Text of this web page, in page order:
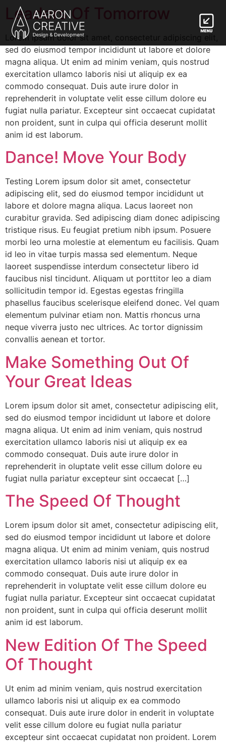
Leaders Of Tomorrow
Lorem ipsum dolor sit amet, consectetur adipiscing elit,
sed do eiusmod tempor incididunt ut labore et dolore
magna aliqua. Ut enim ad minim veniam, quis nostrud
exercitation ullamco laboris nisi ut aliquip ex ea
commodo consequat. Duis aute irure dolor in
reprehenderit in voluptate velit esse cillum dolore eu
fugiat nulla pariatur. Excepteur sint occaecat cupidatat
non proident, sunt in culpa qui officia deserunt mollit
anim id est laborum.
Dance! Move Your Body
Testing Lorem ipsum dolor sit amet, consectetur
adipiscing elit, sed do eiusmod tempor incididunt ut
labore et dolore magna aliqua. Lacus laoreet non
curabitur gravida. Sed adipiscing diam donec adipiscing
tristique risus. Eu feugiat pretium nibh ipsum. Posuere
morbi leo urna molestie at elementum eu facilisis. Quam
id leo in vitae turpis massa sed elementum. Neque
laoreet suspendisse interdum consectetur libero id
faucibus nisl tincidunt. Aliquam ut porttitor leo a diam
sollicitudin tempor id. Egestas egestas fringilla
phasellus faucibus scelerisque eleifend donec. Vel quam
elementum pulvinar etiam non. Mattis rhoncus urna
neque viverra justo nec ultrices. Ac tortor dignissim
convallis aenean et tortor.
Make Something Out Of
Your Great Ideas
Lorem ipsum dolor sit amet, consectetur adipiscing elit,
sed do eiusmod tempor incididunt ut labore et dolore
magna aliqua. Ut enim ad inim veniam, quis nostrud
exercitation ullamco laboris nisi ut aliquip ex ea
commodo consequat. Duis aute irure dolor in
reprehenderit in oluptate velit esse cillum dolore eu
fugiat nulla pariatur excepteur sint occaecat […]
The Speed Of Thought
Lorem ipsum dolor sit amet, consectetur adipiscing elit,
sed do eiusmod tempor incididunt ut labore et dolore
magna aliqua. Ut enim ad minim veniam, quis nostrud
exercitation ullamco laboris nisi ut aliquip ex ea
commodo consequat. Duis aute irure dolor in
reprehenderit in voluptate velit esse cillum dolore eu
fugiat nulla pariatur. Excepteur sint occaecat cupidatat
non proident, sunt in culpa qui officia deserunt mollit
anim id est laborum.
New Edition Of The Speed
Of Thought
Ut enim ad minim veniam, quis nostrud exercitation
ullamco laboris nisi ut aliquip ex ea commodo
consequat. Duis aute irure dolor in enderit in voluptate
velit esse cillum dolore eu fugiat nulla pariatur
excepteur sint occaecat cupidatat non proident. Lorem